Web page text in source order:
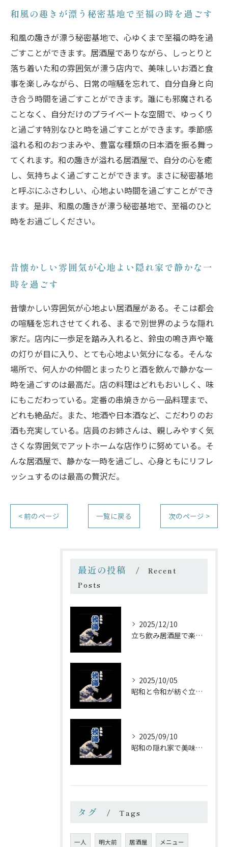
和風の趣きが漂う秘密基地で至福の時を過ごす
和風の趣きが漂う秘密基地で、心ゆくまで至福の時を過
ごすことができます。居酒屋でありながら、しっとりと
落ち着いた和の雰囲気が漂う店内で、美味しいお酒と食
事を楽しみながら、日常の喧騒を忘れて、自分自身と向
き合う時間を過ごすことができます。誰にも邪魔される
ことなく、自分だけのプライベートな空間で、ゆっくり
と過ごす特別なひと時を過ごすことができます。季節感
溢れる和のおつまみや、豊富な種類の日本酒を振る舞っ
てくれます。和の趣きが溢れる居酒屋で、自分の心を癒
し、気持ちよく過ごすことができます。まさに秘密基地
と呼ぶにふさわしい、心地よい時間を過ごすことができ
ます。是非、和風の趣きが漂う秘密基地で、至福のひと
時をお過ごしください。
昔懐かしい雰囲気が心地よい隠れ家で静かな一
時を過ごす
昔懐かしい雰囲気が心地よい居酒屋がある。そこは都会
の喧騒を忘れさせてくれる、まるで別世界のような隠れ
家だ。店内に一歩足を踏み入れると、鈴虫の鳴き声や篭
の灯りが目に入り、とても心地よい気分になる。そんな
場所で、何人かの仲間とまったりと酒を飲んで静かな一
時を過ごすのは最高だ。店の料理はどれもおいしく、味
にもこだわっている。定番の串焼きから一品料理まで、
どれも絶品だ。また、地酒や日本酒など、こだわりのお
酒も充実している。店員のお姉さんは、親しみやすく気
さくな雰囲気でアットホームな店作りに努めている。そ
んな居酒屋で、静かな一時を過ごし、心身ともにリフレ
ッシュするのは最高の贅沢だ。
< 前のページ 一覧に戻る 次のページ >
最近の投稿
Recent
Posts
2025/12/10
立ち飲み居酒屋で楽しむ昭和の懐かし空間と多彩なお酒
2025/10/05
昭和と令和が紡ぐ立ち飲みの味わい
2025/09/10
昭和の隠れ家で美味しい一杯を
タグ Tags
一人 明大前 居酒屋 メニュー